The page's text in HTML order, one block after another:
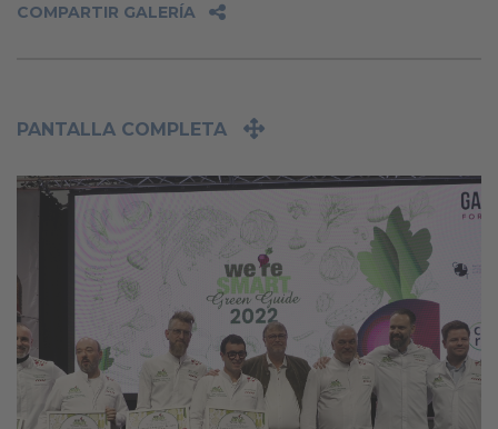
COMPARTIR GALERÍA
PANTALLA COMPLETA